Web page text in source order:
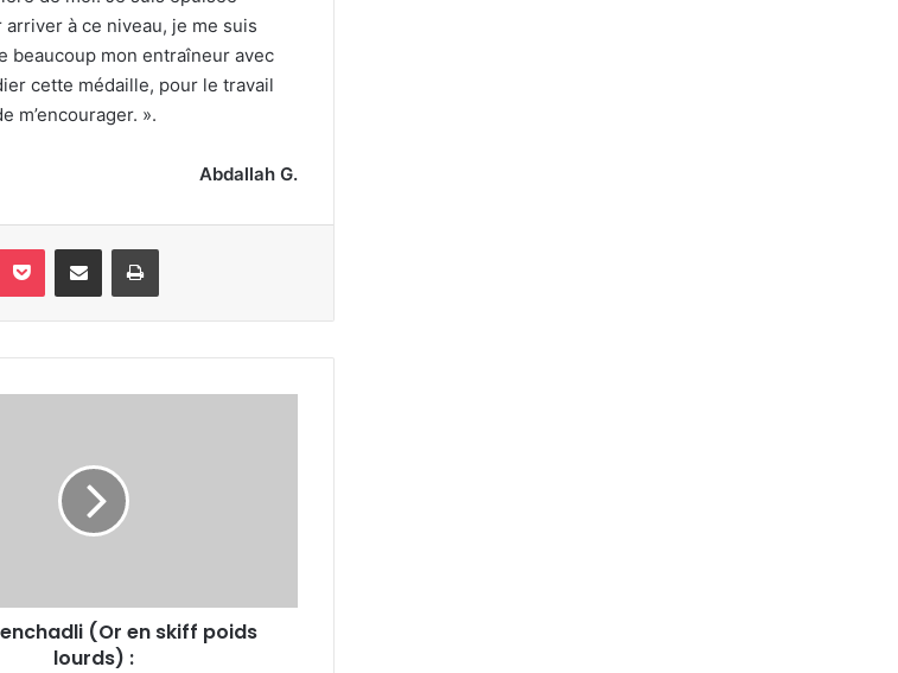
à ce niveau, je me suis
beaucoup mon entraîneur avec
cette médaille, pour le travail
m’encourager. ».
Abdallah G.
Pocket Partager par email Imprimer
(Or en skiff poids
lourds) :